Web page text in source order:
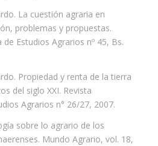
La cuestión agraria en
problemas y propuestas.
Estudios Agrarios nº 45, Bs.
Propiedad y renta de la tierra
del siglo XXI. Revista
Agrarios n° 26/27, 2007.
sobre lo agrario de los
Mundo Agrario, vol. 18,